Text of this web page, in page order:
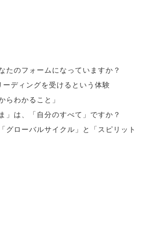
たのフォームになっていますか？
ーディングを受けるという体験
らわかること」
」は、「自分のすべて」ですか？
グローバルサイクル」と「スピリット